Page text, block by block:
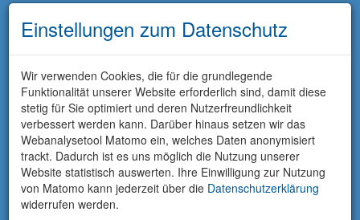
Einstellungen zum Datenschutz
Wir verwenden Cookies, die für die grundlegende
Funktionalität unserer Website erforderlich sind, damit diese
stetig für Sie optimiert und deren Nutzerfreundlichkeit
verbessert werden kann. Darüber hinaus setzen wir das
Webanalysetool Matomo ein, welches Daten anonymisiert
trackt. Dadurch ist es uns möglich die Nutzung unserer
Website statistisch auswerten. Ihre Einwilligung zur Nutzung
von Matomo kann jederzeit über die Datenschutzerklärung
widerrufen werden.